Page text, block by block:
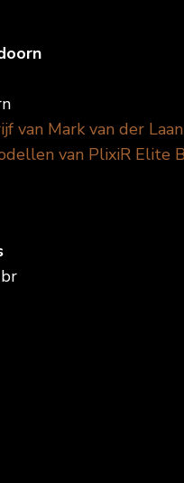
van Mark van der
van PlixiR Elite